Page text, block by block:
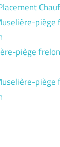
piège
piège
piège